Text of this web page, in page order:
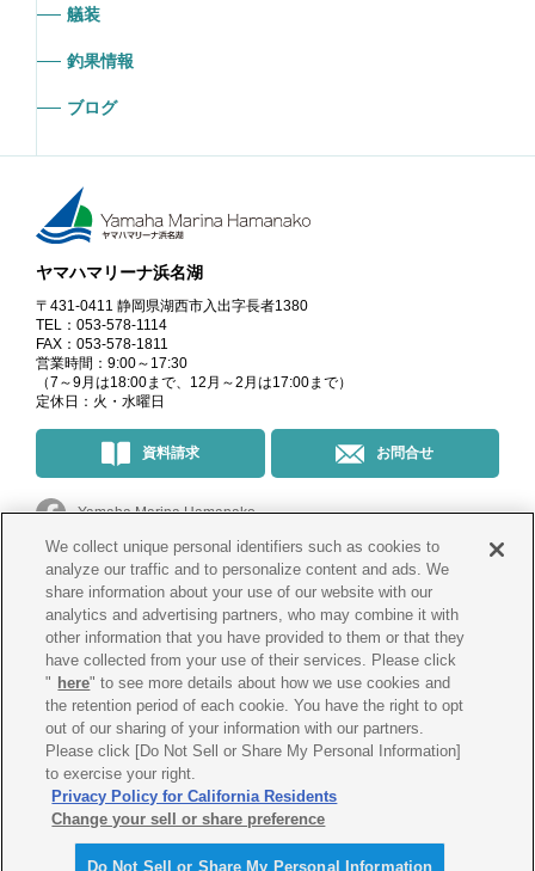
艤装
釣果情報
ブログ
ヤマハマリーナ浜名湖
〒431-0411 静岡県湖西市入出字長者1380
TEL：053-578-1114
FAX：053-578-1811
営業時間：9:00～17:30
（7～9月は18:00まで、12月～2月は17:00まで）
定休日：火・水曜日
資料請求 お問合せ
Yamaha Marina Hamanako
マリーナ・イベント情報＠yamahamarinahamanako
釣果情報@yamahamarina_hamanako
会社概要 プライバシーポリシー
Cookieポリシー 古物営業法に基づく表示
We collect unique personal identifiers such as cookies to
analyze our traffic and to personalize content and ads. We
share information about your use of our website with our
analytics and advertising partners, who may combine it with
other information that you have provided to them or that they
have collected from your use of their services. Please click
" here" to see more details about how we use cookies and
the retention period of each cookie. You have the right to opt
out of our sharing of your information with our partners.
Please click [Do Not Sell or Share My Personal Information]
to exercise your right.
Privacy Policy for California Residents
Change your sell or share preference
Do Not Sell or Share My Personal Information